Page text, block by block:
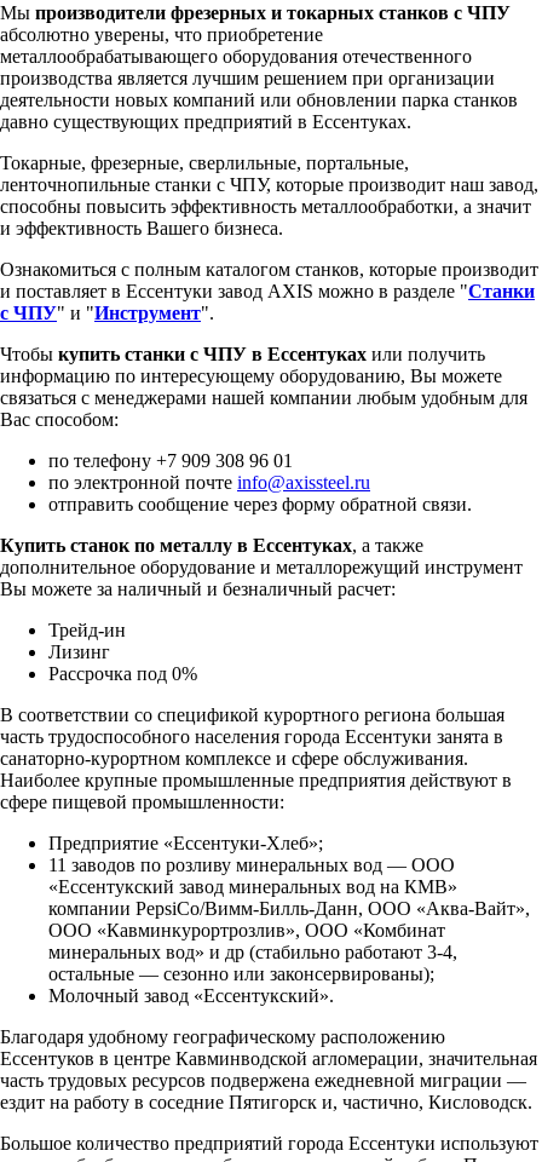
Мы производители фрезерных и токарных станков с ЧПУ
абсолютно уверены, что приобретение
металлообрабатывающего оборудования отечественного
производства является лучшим решением при организации
деятельности новых компаний или обновлении парка станков
давно существующих предприятий в Ессентуках.
Токарные, фрезерные, сверлильные, портальные,
ленточнопильные станки с ЧПУ, которые производит наш завод,
способны повысить эффективность металлообработки, а значит
и эффективность Вашего бизнеса.
Ознакомиться с полным каталогом станков, которые производит
и поставляет в Ессентуки завод AXIS можно в разделе "Станки
с ЧПУ" и "Инструмент".
Чтобы купить станки с ЧПУ в Ессентуках или получить
информацию по интересующему оборудованию, Вы можете
связаться с менеджерами нашей компании любым удобным для
Вас способом:
по телефону +7 909 308 96 01
по электронной почте info@axissteel.ru
отправить сообщение через форму обратной связи.
Купить станок по металлу в Ессентуках, а также
дополнительное оборудование и металлорежущий инструмент
Вы можете за наличный и безналичный расчет:
Трейд-ин
Лизинг
Рассрочка под 0%
В соответствии со спецификой курортного региона большая
часть трудоспособного населения города Ессентуки занята в
санаторно-курортном комплексе и сфере обслуживания.
Наиболее крупные промышленные предприятия действуют в
сфере пищевой промышленности:
Предприятие «Ессентуки-Хлеб»;
11 заводов по розливу минеральных вод — ООО
«Ессентукский завод минеральных вод на КМВ»
компании PepsiCo/Вимм-Билль-Данн, ООО «Аква-Вайт»,
ООО «Кавминкурортрозлив», ООО «Комбинат
минеральных вод» и др (стабильно работают 3-4,
остальные — сезонно или законсервированы);
Молочный завод «Ессентукский».
Благодаря удобному географическому расположению
Ессентуков в центре Кавминводской агломерации, значительная
часть трудовых ресурсов подвержена ежедневной миграции —
ездит на работу в соседние Пятигорск и, частично, Кисловодск.
Большое количество предприятий города Ессентуки используют